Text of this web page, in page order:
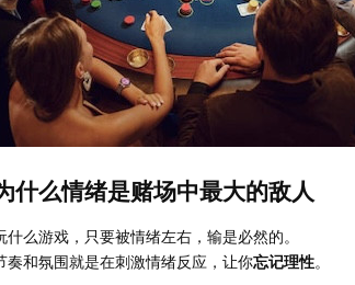
什么情绪是赌场中最大的敌人
什么游戏，只要被情绪左右，输是必然的。
奏和氛围就是在刺激情绪反应，让你忘记理性。